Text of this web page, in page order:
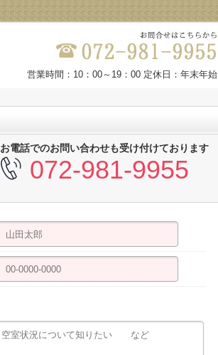
営業時間：10：00～19：00 定休日：年末年始
お電話でのお問い合わせも受け付けております
072-981-9955